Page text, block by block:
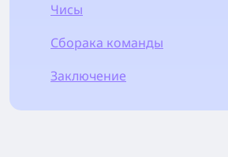
Чисы
Сборака команды
Заключение